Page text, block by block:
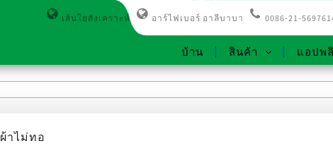
เส้นใยสังเคราะห์ อาร์ไฟเบอร์ อาลีบาบา 0086-21-
บ้าน สินค้า แอปพ
ผ้าไม่ทอ